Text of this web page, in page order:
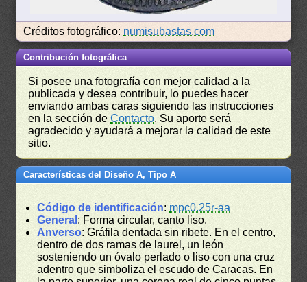
Créditos fotográfico: numisubastas.com
Contribución fotográfica
Si posee una fotografía con mejor calidad a la
publicada y desea contribuir, lo puedes hacer
enviando ambas caras siguiendo las instrucciones
en la sección deContacto. Su aporte será
agradecido y ayudará a mejorar la calidad de este
sitio.
Características del Diseño A, Tipo A
Código de identificación: mpc0.25r-aa
General : Forma circular, canto liso.
Anverso: Gráfila dentada sin ribete. En el centro,
dentro de dos ramas de laurel, un león
sosteniendo un óvalo perlado o liso con una cruz
adentro que simboliza el escudo de Caracas. En